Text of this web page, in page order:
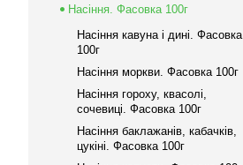
Насіння. Фасовка 100г
Насіння кавуна і дині. Фасовка
100г
Насіння моркви. Фасовка 100г
Насіння гороху, квасолі,
сочевиці. Фасовка 100г
Насіння баклажанів, кабачків,
цукіні. Фасовка 100г